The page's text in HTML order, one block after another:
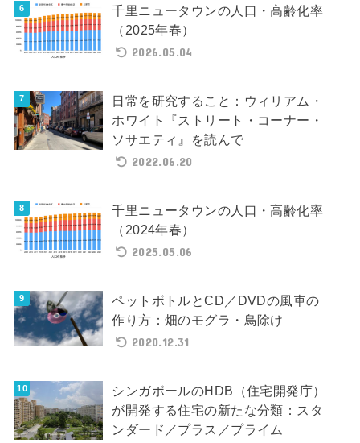
千里ニュータウンの人口・高齢化率
（2025年春）
2026.05.04
日常を研究すること：ウィリアム・
ホワイト『ストリート・コーナー・
ソサエティ』を読んで
2022.06.20
千里ニュータウンの人口・高齢化率
（2024年春）
2025.05.06
ペットボトルとCD／DVDの風車の
作り方：畑のモグラ・鳥除け
2020.12.31
シンガポールのHDB（住宅開発庁）
が開発する住宅の新たな分類：スタ
ンダード／プラス／プライム